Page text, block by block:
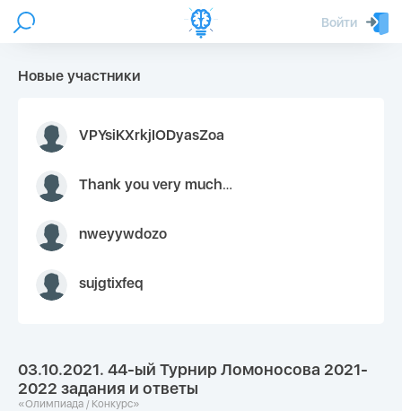
Войти
Новые участники
VPYsiKXrkjIODyasZoa
Thank you very much for your inquiry We appreciate you 9126052 https://youtube.com faceapple !
nweyywdozo
sujgtixfeq
03.10.2021. 44-ый Турнир Ломоносова 2021-
2022 задания и ответы
«Олимпиада / Конкурс»